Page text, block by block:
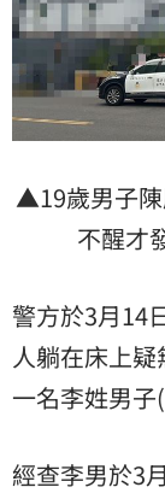
▲19歲男子陳
不醒才
警方於3月14
人躺在床上
一名李姓男子
經查李男於3